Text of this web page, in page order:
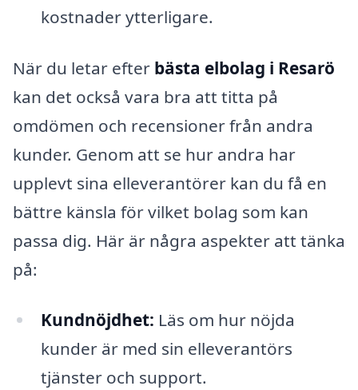
kostnader ytterligare.
När du letar efter bästa elbolag i Resarö
kan det också vara bra att titta på
omdömen och recensioner från andra
kunder. Genom att se hur andra har
upplevt sina elleverantörer kan du få en
bättre känsla för vilket bolag som kan
passa dig. Här är några aspekter att tänka
på:
Kundnöjdhet: Läs om hur nöjda
kunder är med sin elleverantörs
tjänster och support.